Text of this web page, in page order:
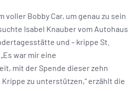
voller Bobby Car, um genau zu sein
Isabel Knauber vom Autohaus
und – krippe St.
war mir eine
mit der Spende dieser zehn
zu unterstützen,“ erzählt die